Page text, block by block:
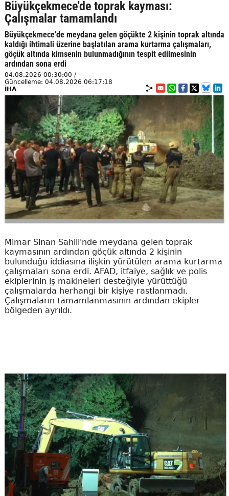
Büyükçekmece'de toprak kayması:
Çalışmalar tamamlandı
Büyükçekmece'de meydana gelen göçükte 2 kişinin toprak altında
kaldığı ihtimali üzerine başlatılan arama kurtarma çalışmaları,
göçük altında kimsenin bulunmadığının tespit edilmesinin
ardından sona erdi
04.08.2026 00:30:00 /
Güncelleme: 04.08.2026 06:17:18
İHA
Mimar Sinan Sahili'nde meydana gelen toprak
kaymasının ardından göçük altında 2 kişinin
bulunduğu iddiasına ilişkin yürütülen arama kurtarma
çalışmaları sona erdi. AFAD, itfaiye, sağlık ve polis
ekiplerinin iş makineleri desteğiyle yürüttüğü
çalışmalarda herhangi bir kişiye rastlanmadı.
Çalışmaların tamamlanmasının ardından ekipler
bölgeden ayrıldı.